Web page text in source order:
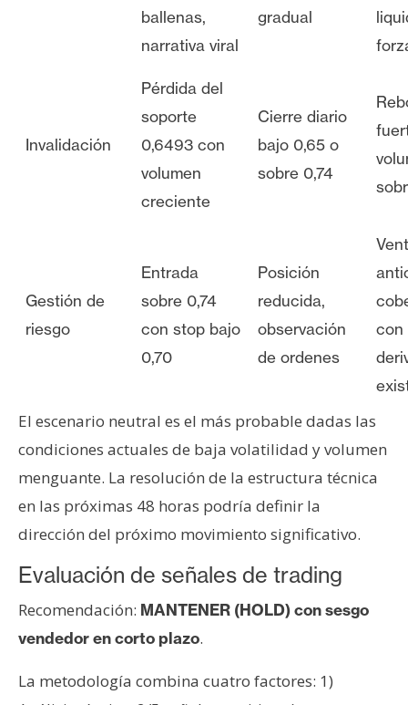
ballenas,
narrativa viral
gradual
Invalidación
Pérdida del
soporte
0,6493 con
volumen
creciente
Cierre diario
bajo 0,65 o
sobre 0,74
Gestión de
riesgo
Entrada
sobre 0,74
con stop bajo
0,70
Posición
reducida,
observación
de ordenes
con
El escenario neutral es el más probable dadas las
condiciones actuales de baja volatilidad y volumen
menguante. La resolución de la estructura técnica
en las próximas 48 horas podría definir la
dirección del próximo movimiento significativo.
Evaluación de señales de trading
Recomendación: MANTENER (HOLD) con sesgo
vendedor en corto plazo.
La metodología combina cuatro factores: 1)